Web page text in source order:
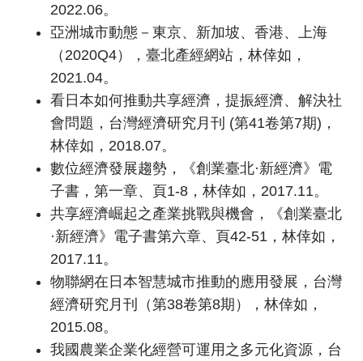
2022.06。
亞洲城市動態－東京、新加坡、香港、上海
（2020Q4），臺北產經網站，林倖如，
2021.04。
看日本如何推動共享經濟，提振經濟、解決社
會問題，台灣經濟研究月刊 (第41卷第7期)，
林倖如，2018.07。
數位經濟發展趨勢，《創業臺北·新經濟》電
子書，第一章、頁1-8，林倖如，2017.11。
共享經濟崛起之產業挑戰與機會，《創業臺北
·新經濟》電子書第六章、頁42-51，林倖如，
2017.11。
物聯網在日本智慧城市推動的應用發展，台灣
經濟研究月刊（第38卷第8期），林倖如，
2015.08。
我國農業企業化經營可運用之多元化資源，台